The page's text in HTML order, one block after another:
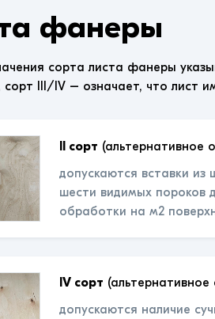
фанеры
сорта листа фанеры
сорт III/IV – означает, что лист
II сорт (альтернативное
допускаются вставки
шести видимых пороков
обработки на м2
IV сорт
допускаются наличие